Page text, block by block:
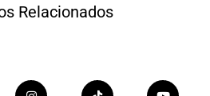
Relacionados